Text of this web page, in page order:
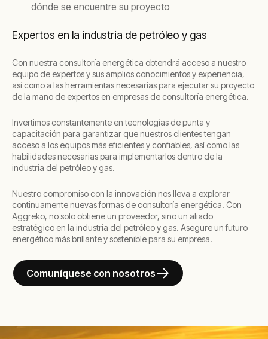
dónde se encuentre su proyecto
Expertos en la industria de petróleo y gas
Con nuestra consultoría energética obtendrá acceso a nuestro
equipo de expertos y sus amplios conocimientos y experiencia,
así como a las herramientas necesarias para ejecutar su proyecto
de la mano de expertos en empresas de consultoría energética.
Invertimos constantemente en tecnologías de punta y
capacitación para garantizar que nuestros clientes tengan
acceso a los equipos más eficientes y confiables, así como las
habilidades necesarias para implementarlos dentro de la
industria del petróleo y gas.
Nuestro compromiso con la innovación nos lleva a explorar
continuamente nuevas formas de consultoría energética. Con
Aggreko, no solo obtiene un proveedor, sino un aliado
estratégico en la industria del petróleo y gas. Asegure un futuro
energético más brillante y sostenible para su empresa.
Comuníquese con nosotros